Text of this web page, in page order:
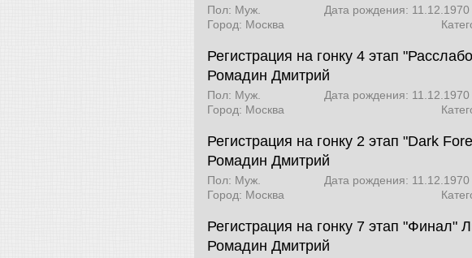
Пол: Муж. Дата рождения: 11.12.1970
Город: Москва
Регистрация на гонку 4 этап
Ромадин Дмитрий
Пол: Муж. Дата рождения: 11.12.1970
Город: Москва
Регистрация на гонку 2 этап "Dark
Ромадин Дмитрий
Пол: Муж. Дата рождения: 11.12.1970
Город: Москва
Регистрация на гонку 7 этап "Финал"
Ромадин Дмитрий